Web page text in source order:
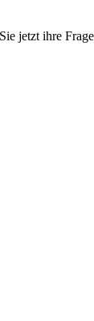
jetzt ihre